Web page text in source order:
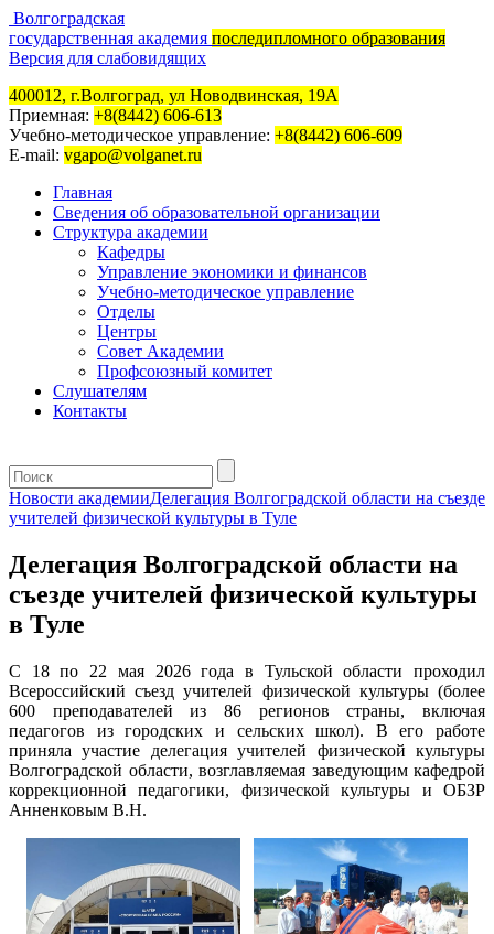
Волгоградская
государственная академия последипломного образования
Версия для слабовидящих
400012, г.Волгоград, ул Новодвинская, 19А
Приемная: +8(8442) 606-613
Учебно-методическое управление: +8(8442) 606-609
E-mail: vgapo@volganet.ru
Главная
Сведения об образовательной организации
Структура академии
Кафедры
Управление экономики и финансов
Учебно-методическое управление
Отделы
Центры
Совет Академии
Профсоюзный комитет
Слушателям
Контакты
Новости академииДелегация Волгоградской области на съезде
учителей физической культуры в Туле
Делегация Волгоградской области на
съезде учителей физической культуры
в Туле
С 18 по 22 мая 2026 года в Тульской области проходил
Всероссийский съезд учителей физической культуры (более
600 преподавателей из 86 регионов страны, включая
педагогов из городских и сельских школ). В его работе
приняла участие делегация учителей физической культуры
Волгоградской области, возглавляемая заведующим кафедрой
коррекционной педагогики, физической культуры и ОБЗР
Анненковым В.Н.